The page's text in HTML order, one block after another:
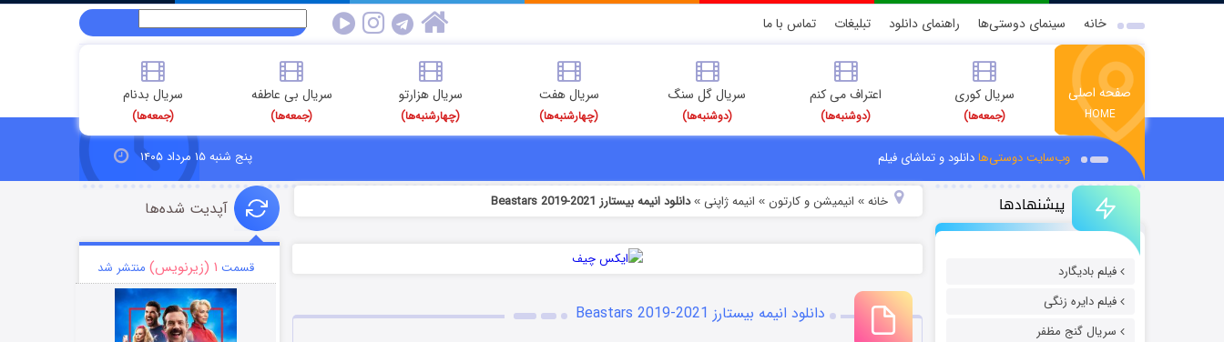
خانه سینمای دوستی‌ها راهنمای دانلود تبلیغات تماس با ما
صفحه اصلی
HOME
سریال کوری
(جمعه‌ها)
اعتراف می کنم
(دوشنبه‌ها)
سریال گل سنگ
(دوشنبه‌ها)
سریال هفت
(چهارشنبه‌ها)
سریال هزارتو
(چهارشنبه‌ها)
سریال بی عاطفه
(جمعه‌ها)
سریال بدنام
(جمعه‌ها)
وب‌سایت دوستی‌هادانلود و تماشای فیلم پنج شنبه ۱۵ مرداد ۱۴۰۵
پیشنهادها
فیلم بادیگارد
فیلم دایره زنگی
سریال گنج مظفر
خانه» انیمیشن و کارتون » انیمه ژاپنی »دانلود انیمه بیستارز Beastars 2019-2021
دانلود انیمه بیستارز Beastars 2019-2021
آپدیت شده‌ها
قسمت ۱ (زیرنویس) منتشر شد